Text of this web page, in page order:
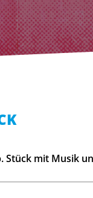
mit Musik